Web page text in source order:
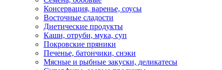
Консервация, варенье, соусы
Восточные сладости
Диетические продукты
Каши, отруби, мука, суп
Покровские пряники
Печенье, батончики, снэки
Мясные и рыбные закуски, деликатесы